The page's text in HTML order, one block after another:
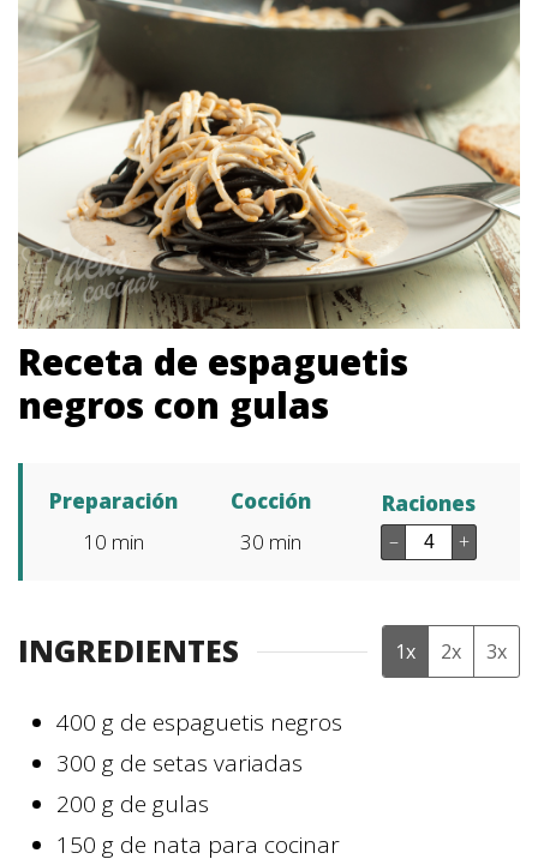
Receta de espaguetis
negros con gulas
Preparación
10 min
Cocción
30 min
Raciones
– +
INGREDIENTES 1x 2x 3x
400 g de espaguetis negros
300 g de setas variadas
200 g de gulas
150 g de nata para cocinar